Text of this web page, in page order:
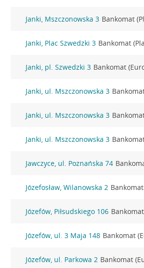
Janki, Mszczonowska 3 Bankomat
Janki, Plac Szwedzki 3 Bankomat
Janki, pl. Szwedzki 3 Bankomat
Janki, ul. Mszczonowska 3
Janki, ul. Mszczonowska 3
Janki, ul. Mszczonowska 3
Jawczyce, ul. Poznańska 74
Józefosław, Wilanowska 2
Józefów, Piłsudskiego 106
Józefów, ul. 3 Maja 148 Bankomat
Józefów, ul. Parkowa 2 Bankomat